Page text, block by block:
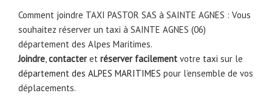
Comment joindre TAXI PASTOR SAS à SAINTE AGNES : Vous
souhaitez réserver un taxi à SAINTE AGNES (06)
département des Alpes Maritimes.
Joindre,contacteret réserver facilement votre taxi sur le
département des ALPES MARITIMES pour l’ensemble de vos
déplacements.